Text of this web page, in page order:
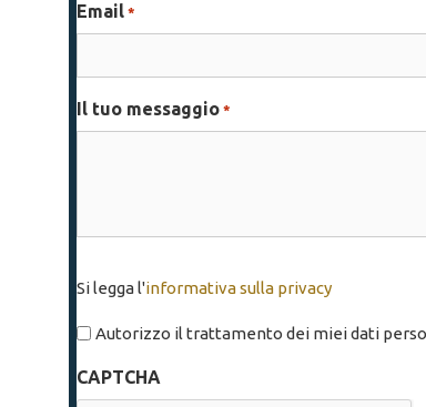
Email *
Il tuo messaggio *
legga
l'informativa
privacy
Si legga l'informativa sulla privacy
Autorizzo il trattamento dei miei dati
CAPTCHA